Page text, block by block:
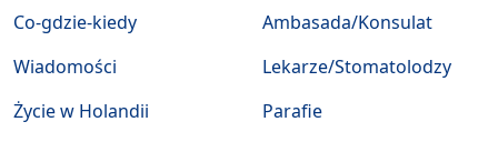
Co-gdzie-kiedy
Wiadomości
Życie w Holandii
Ambasada/Konsulat
Lekarze/Stomatolodzy
Parafie